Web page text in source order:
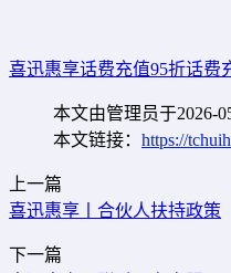
喜迅惠享话费充值95折话费
本文由管理员于2026-
本文链接： https://
上一篇
喜迅惠享丨合伙人扶持政策
下一篇